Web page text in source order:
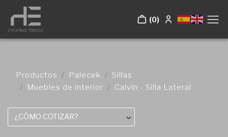
(0)
Productos Palecek
Sillas
Muebles de interior
Calvin - Silla Lateral
¿CÓMO COTIZAR?